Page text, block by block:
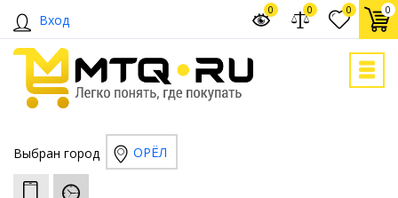
Вход
0 0
0 0
Выбран город ОРЁЛ